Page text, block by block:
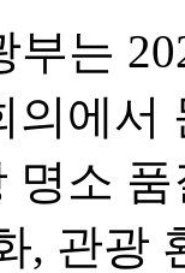
부는
의에
명소
, 관광